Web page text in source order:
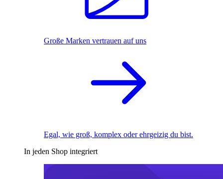
Große Marken vertrauen auf uns
Egal, wie groß, komplex oder ehrgeizig du bist.
In jeden Shop integriert